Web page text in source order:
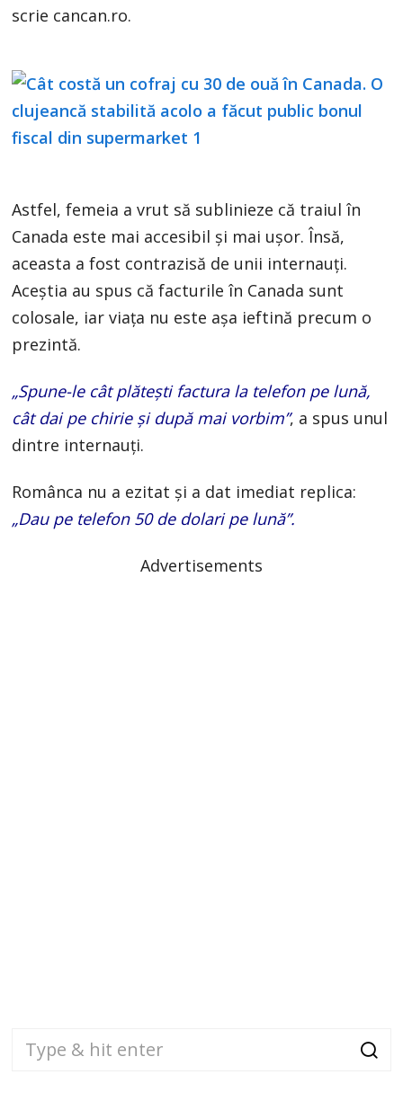
scrie cancan.ro.
Astfel, femeia a vrut să sublinieze că traiul în
Canada este mai accesibil și mai ușor. Însă,
aceasta a fost contrazisă de unii internauți.
Aceștia au spus că facturile în Canada sunt
colosale, iar viața nu este așa ieftină precum o
prezintă.
„Spune-le cât plătești factura la telefon pe lună,
cât dai pe chirie și după mai vorbim”, a spus unul
dintre internauți.
Românca nu a ezitat și a dat imediat replica:
„Dau pe telefon 50 de dolari pe lună”.
Advertisements